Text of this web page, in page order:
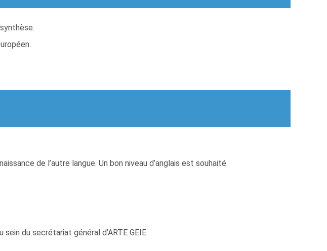
de l’autre langue. Un bon niveau d’anglais est souhaité.
du secrétariat général d’ARTE GEIE.